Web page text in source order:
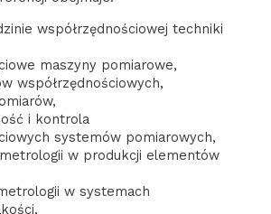
współrzędnościowej techniki
maszyny pomiarowe,
współrzędnościowych,
i kontrola
systemów pomiarowych,
w produkcji elementów
w systemach